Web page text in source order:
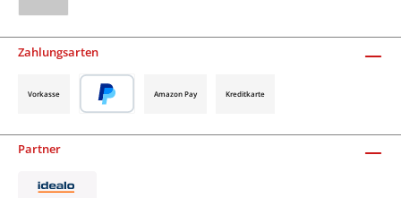
Zahlungsarten
Vorkasse Amazon Pay Kreditkarte
Partner